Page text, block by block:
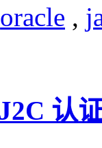
oracle ,
认